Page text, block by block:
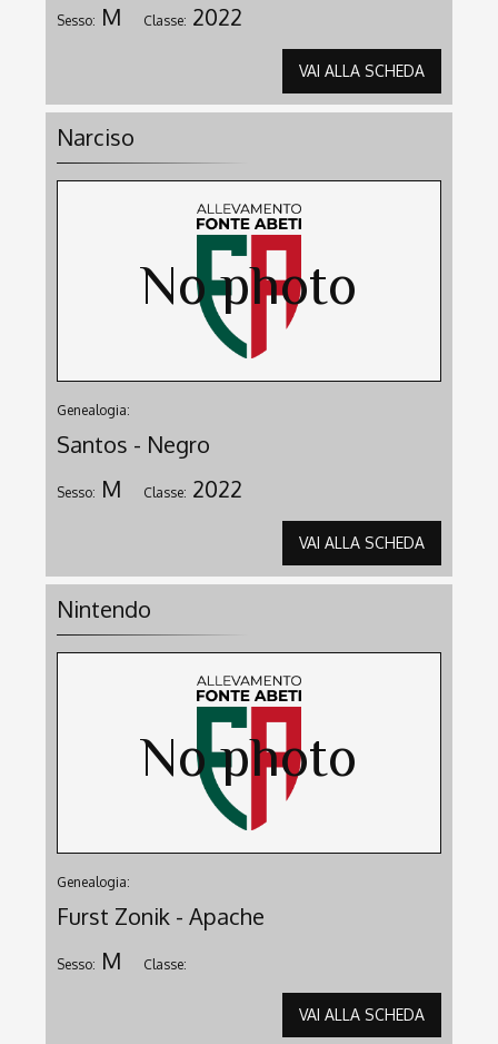
Sesso: M Classe: 2022
VAI ALLA SCHEDA
Narciso
Genealogia:
Santos - Negro
Sesso: M Classe: 2022
VAI ALLA SCHEDA
Nintendo
Genealogia:
Furst Zonik - Apache
Sesso: M Classe:
VAI ALLA SCHEDA